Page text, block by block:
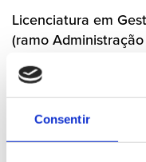
Consentir
Licenciatura em
(ramo
Pós-graduação em
especialidade
Especialização em